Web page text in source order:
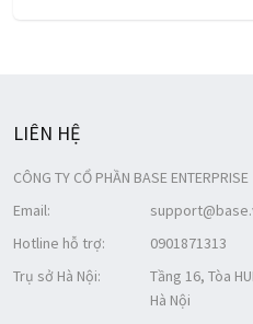
LIÊN HỆ
CÔNG TY CỔ PHẦN BASE ENTERPRISE
Email:
Hotline hỗ trợ:
0901871313
Trụ sở Hà Nội:
Tầng 16, Tòa
Hà Nội